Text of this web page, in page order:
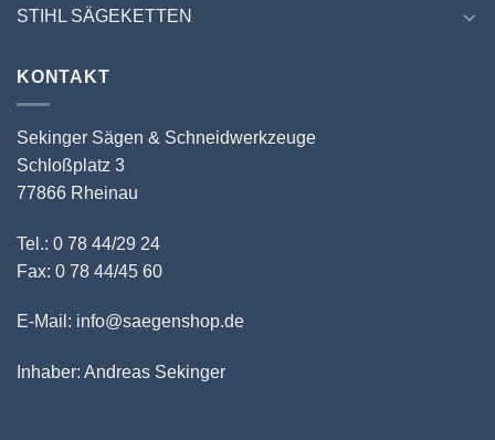
STIHL SÄGEKETTEN
KONTAKT
Sekinger Sägen & Schneidwerkzeuge
Schloßplatz 3
77866 Rheinau
Tel.: 0 78 44/29 24
Fax: 0 78 44/45 60
E-Mail: info@saegenshop.de
Inhaber: Andreas Sekinger